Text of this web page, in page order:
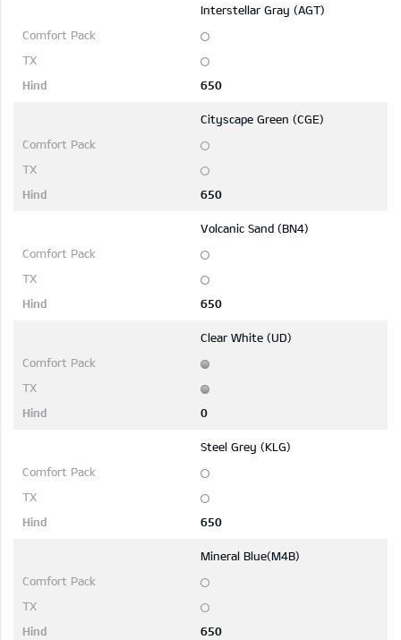
Interstellar Gray (AGT)
650
Cityscape Green (CGE)
650
Volcanic Sand (BN4)
650
Clear White (UD)
0
Steel Grey (KLG)
650
Mineral Blue(M4B)
650